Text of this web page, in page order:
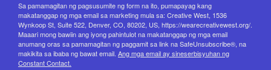
Sa pamamagitan ng pagsusumite ng form na ito, pumapayag kang
makatanggap ng mga email sa marketing mula sa: Creative West, 1536
Wynkoop St, Suite 522, Denver, CO, 80202, US, https://wearecreativewest.org/.
Maaari mong bawiin ang iyong pahintulot na makatanggap ng mga email
anumang oras sa pamamagitan ng paggamit sa link na SafeUnsubscribe®, na
makikita sa ibaba ng bawat email. Ang mga email ay sineserbisyuhan ng
Constant Contact.